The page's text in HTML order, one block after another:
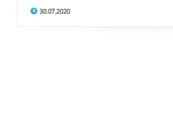
30.07.2020